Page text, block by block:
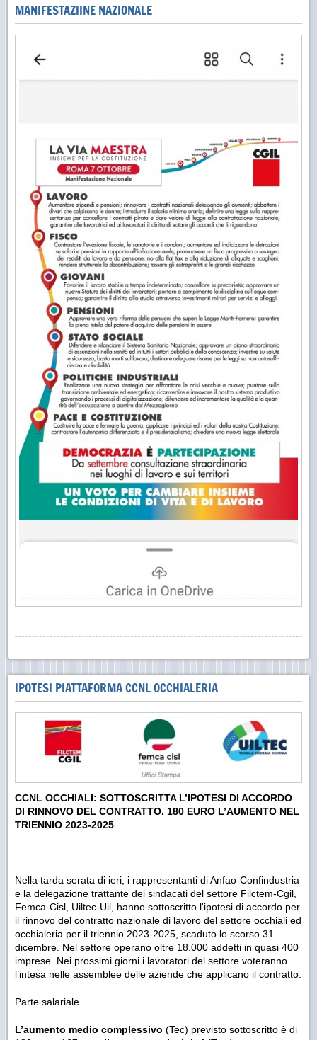
MANIFESTAZIINE NAZIONALE
IPOTESI PIATTAFORMA CCNL OCCHIALERIA
CCNL OCCHIALI: SOTTOSCRITTA L’IPOTESI DI ACCORDO
DI RINNOVO DEL CONTRATTO. 180 EURO L’AUMENTO NEL
TRIENNIO 2023-2025
Nella tarda serata di ieri, i rappresentanti di Anfao-Confindustria
e la delegazione trattante dei sindacati del settore Filctem-Cgil,
Femca-Cisl, Uiltec-Uil, hanno sottoscritto l'ipotesi di accordo per
il rinnovo del contratto nazionale di lavoro del settore occhiali ed
occhialeria per il triennio 2023-2025, scaduto lo scorso 31
dicembre. Nel settore operano oltre 18.000 addetti in quasi 400
imprese. Nei prossimi giorni i lavoratori del settore voteranno
l’intesa nelle assemblee delle aziende che applicano il contratto.
Parte salariale
L’aumento medio complessivo (Tec) previsto sottoscritto è di